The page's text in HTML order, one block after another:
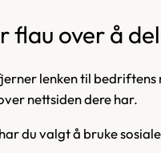
flau over å
lenken til bedriftens
nettsiden dere har.
du valgt å bruke